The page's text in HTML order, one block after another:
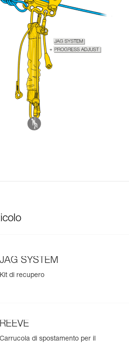
JAG SYSTEM
Kit di recupero
REEVE
Carrucola di spostamento per il